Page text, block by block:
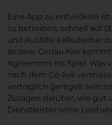
Eine App zu entwickeln ist
zu betreiben, schnell auf
und Ausfälle kalkulierbar
andere. Genau hier kommt
Agreement ins Spiel. Was
nach dem Go-live
vertraglich geregelt sein
Zusagen darüber, wie gut
Dienstleister seine